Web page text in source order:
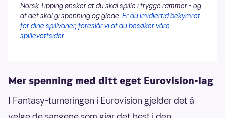
Norsk Tipping ønsker at du skal spille i trygge rammer - og
at det skal gi spenning og glede. Er du imidlertid bekymret
for dine spillvaner, foreslår vi at du besøker våre
spillevettsider.
Mer spenning med ditt eget Eurovision-lag
I Fantasy-turneringen i Eurovision gjelder det å